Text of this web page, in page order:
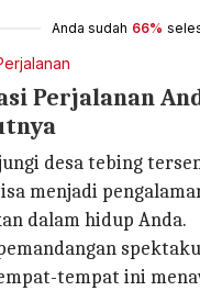
Anda sudah 66%
Perjalanan
desa tebing
menjadi
dalam hidup Anda.
tempat ini